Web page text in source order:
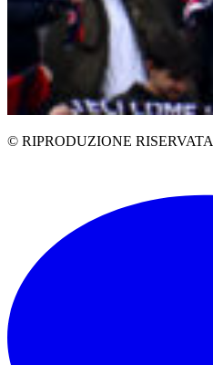
© RIPRODUZIONE RISERVATA